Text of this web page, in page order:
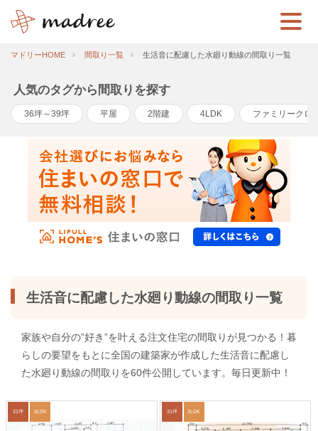
マドリーHOME 間取り一覧 生活音に配慮した水廻り動線の間取り一覧
人気のタグから間取りを探す
36坪～39坪 平屋 2階建 4LDK ファミリークロ
生活音に配慮した水廻り動線の間取り一覧
家族や自分の”好き”を叶える注文住宅の間取りが見つかる！暮
らしの要望をもとに全国の建築家が作成した生活音に配慮し
た水廻り動線の間取りを60件公開しています。毎日更新中！
31坪 3LDK 31坪 3LDK